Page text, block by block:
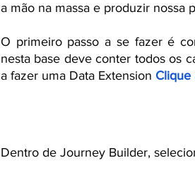
a mão na massa e produzir nossa
O primeiro passo a se fazer é
nesta base deve conter todos os
a fazer uma Data Extension Clique
Dentro de Journey Builder,